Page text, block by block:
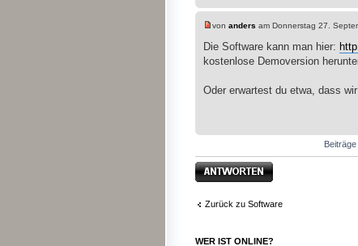
von anders am Donnerstag 27.
Die Software kann man hier:
kostenlose Demoversion
Oder erwartest du etwa, dass
Antwort erstellen
Zurück zu Software
WER IST ONLINE?